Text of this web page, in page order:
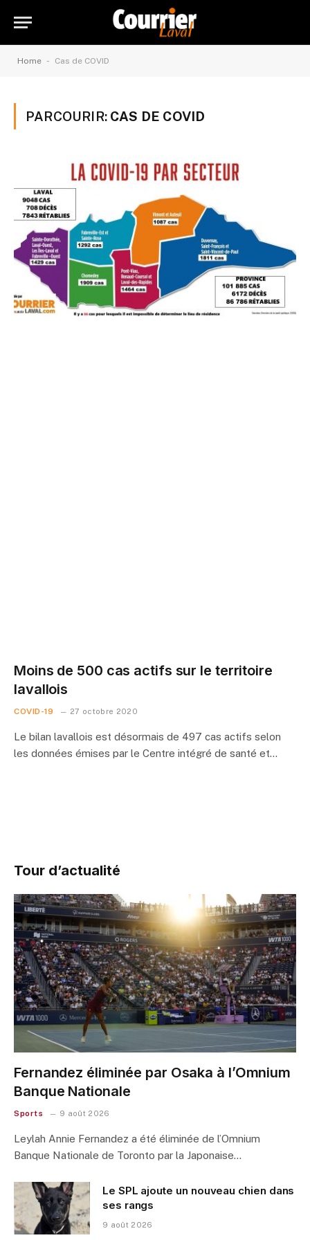
Home - Cas de COVID
PARCOURIR: CAS DE COVID
Moins de 500 cas actifs sur le territoire
lavallois
COVID-19 27 octobre 2020
Le bilan lavallois est désormais de 497 cas actifs selon
les données émises par le Centre intégré de santé et…
Tour d’actualité
Fernandez éliminée par Osaka à l’Omnium
Banque Nationale
Sports 9 août 2026
Leylah Annie Fernandez a été éliminée de l’Omnium
Banque Nationale de Toronto par la Japonaise…
Le SPL ajoute un nouveau chien dans
ses rangs
9 août 2026